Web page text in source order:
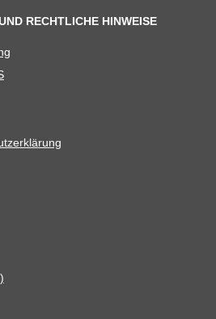
RECHTLICHE HINWEISE